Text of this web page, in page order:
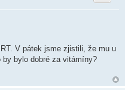
V pátek jsme zjistili, že mu u
bylo dobré za vitámíny?